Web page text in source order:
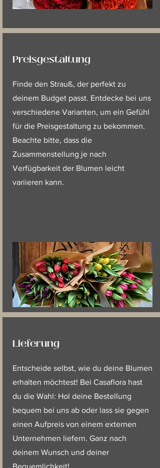
Preisgestaltung
Finde den Strauß, der perfekt zu
deinem Budget passt. Entdecke bei uns
verschiedene Varianten, um ein Gefühl
für die Preisgestaltung zu bekommen.
Beachte bitte, dass die
Zusammenstellung je nach
Verfügbarkeit der Blumen leicht
variieren kann.
Lieferung
Entscheide selbst, wie du deine Blumen
erhalten möchtest! Bei Casaflora hast
du die Wahl: Hol deine Bestellung
bequem bei uns ab oder lass sie gegen
einen Aufpreis von einem externen
Unternehmen liefern. Ganz nach
deinem Wunsch und deiner
Bequemlichkeit!